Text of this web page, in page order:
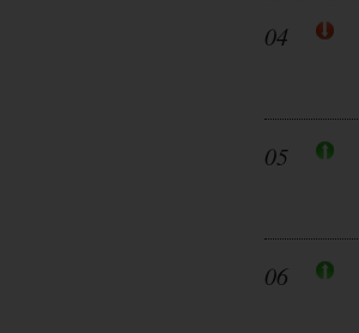
04
05
06